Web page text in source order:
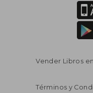
Vender Libros
Términos y